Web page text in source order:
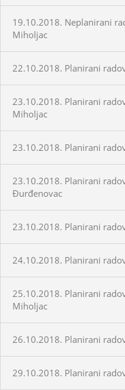
19.10.2018. Neplanirani
Miholjac
22.10.2018. Planirani
23.10.2018. Planirani
Miholjac
23.10.2018. Planirani
23.10.2018. Planirani
Đurđenovac
23.10.2018. Planirani
24.10.2018. Planirani
25.10.2018. Planirani
Miholjac
26.10.2018. Planirani
29.10.2018. Planirani